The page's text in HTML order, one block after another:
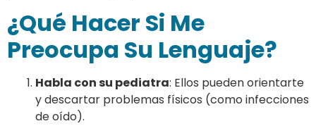
¿Qué Hacer Si Me
Preocupa Su Lenguaje?
Habla con su pediatra: Ellos pueden orientarte
y descartar problemas físicos (como infecciones
de oído).